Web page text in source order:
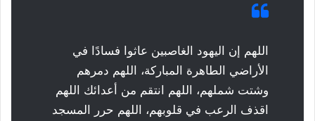
اللهم إن اليهود الغاصبين عاثوا فسادًا في
الأراضي الطاهرة المباركة، اللهم دمرهم
وشتت شملهم، اللهم انتقم من أعدائك اللهم
اقذف الرعب في قلوبهم، اللهم حرر المسجد